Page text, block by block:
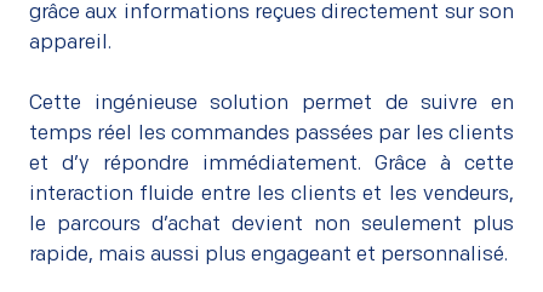
grâce aux informations reçues directement sur son
appareil.
Cette ingénieuse solution permet de suivre en
temps réel les commandes passées par les clients
et d’y répondre immédiatement. Grâce à cette
interaction fluide entre les clients et les vendeurs,
le parcours d’achat devient non seulement plus
rapide, mais aussi plus engageant et personnalisé.